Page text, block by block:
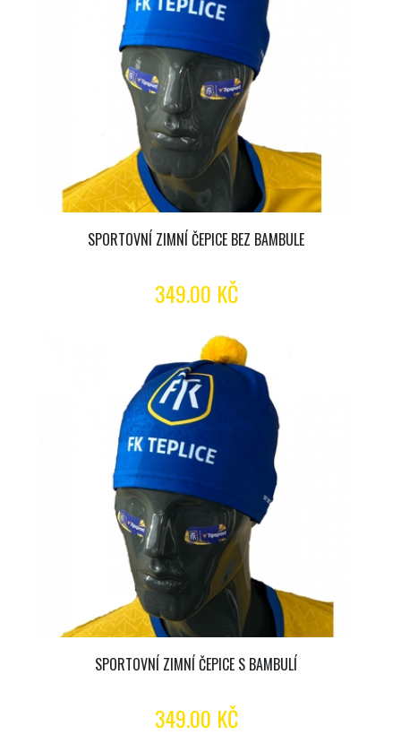
SPORTOVNÍ ZIMNÍ ČEPICE BEZ BAMBULE
349.00 KČ
SPORTOVNÍ ZIMNÍ ČEPICE S BAMBULÍ
349.00 KČ